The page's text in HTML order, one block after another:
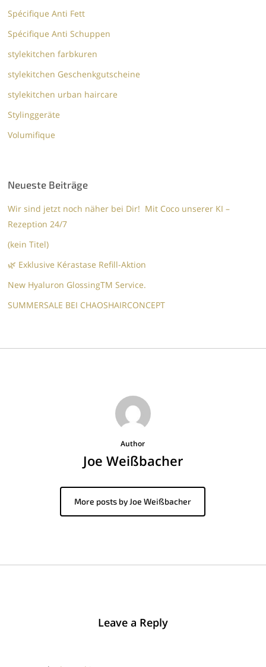
Spécifique Anti Fett
Spécifique Anti Schuppen
stylekitchen farbkuren
stylekitchen Geschenkgutscheine
stylekitchen urban haircare
Stylinggeräte
Volumifique
Neueste Beiträge
Wir sind jetzt noch näher bei Dir! Mit Coco unserer KI –
Rezeption 24/7
(kein Titel)
🌿 Exklusive Kérastase Refill-Aktion
New Hyaluron GlossingTM​ Service.​
SUMMERSALE BEI CHAOSHAIRCONCEPT
Author
Joe Weißbacher
More posts by Joe Weißbacher
Leave a Reply